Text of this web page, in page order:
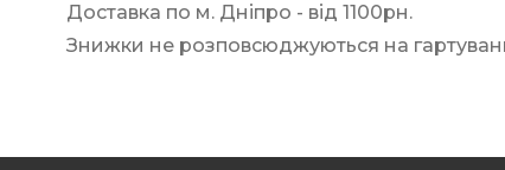
Доставка по м. Дніпро - від 1100рн.
Знижки не розповсюджуються на